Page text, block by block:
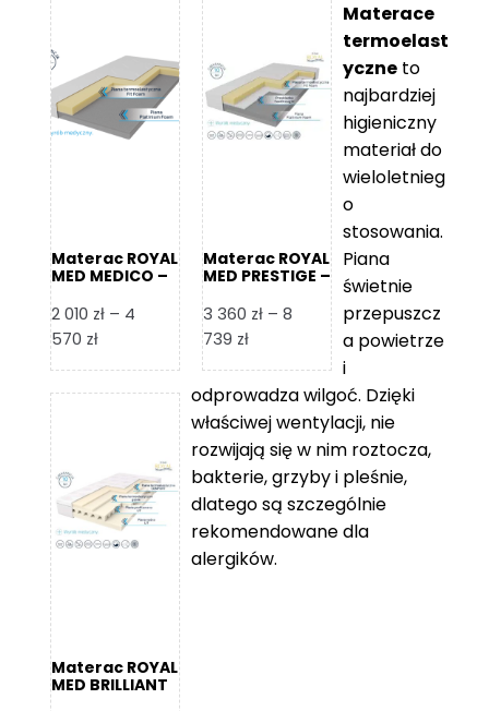
do
8
865 zł
Materac ROYAL
MED MEDICO –
2 010 zł – 4
570 złZakres
od
4
570 zł
Materac ROYAL
MED PRESTIGE –
3 360 zł – 8
739 złZakres
od
3
360 zł
do
8
739 zł
Materac ROYAL
MED BRILLIANT
Materace
termoelast
yczne to
najbardziej
higieniczny
materiał do
wieloletnieg
o
stosowania.
Piana
świetnie
przepuszcz
a powietrze
i
odprowadza wilgoć. Dzięki
właściwej wentylacji, nie
rozwijają się w nim roztocza,
bakterie, grzyby i pleśnie,
dlatego są szczególnie
rekomendowane dla
alergików.